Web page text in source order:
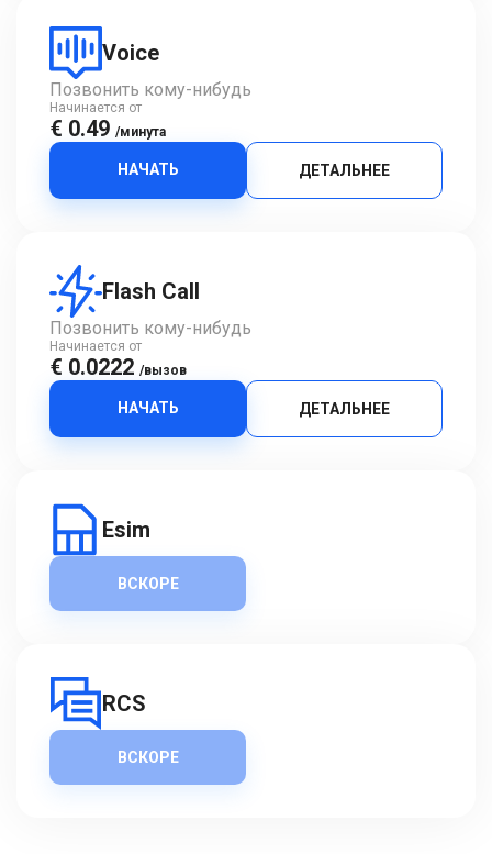
Voice
Позвонить кому-нибудь
Начинается от
€ 0.49 /минута
НАЧАТЬ ДЕТАЛЬНЕЕ
Flash Call
Позвонить кому-нибудь
Начинается от
€ 0.0222 /вызов
НАЧАТЬ ДЕТАЛЬНЕЕ
Esim
ВСКОРЕ
RCS
ВСКОРЕ